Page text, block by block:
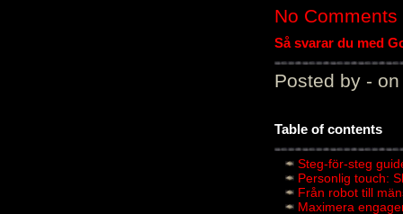
No Comments
Så svarar du med
Posted by - on
Table of contents
Steg-för-steg
Personlig touch:
Från robot till
Maximera